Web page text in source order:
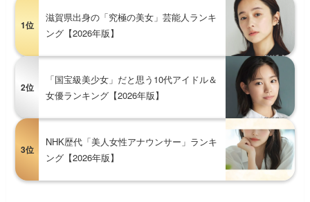
1位
滋賀県出身の「究極の美女」芸能人ランキ
ング【2026年版】
2位
「国宝級美少女」だと思う10代アイドル＆
女優ランキング【2026年版】
3位
NHK歴代「美人女性アナウンサー」ランキ
ング【2026年版】